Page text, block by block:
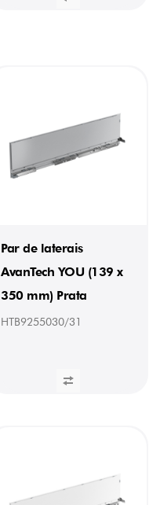
Par de laterais
AvanTech YOU (139 x
350 mm) Prata
HTB9255030/31